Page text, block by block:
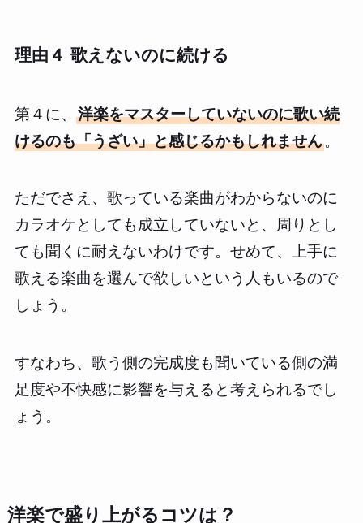
理由４ 歌えないのに続ける
第４に、 洋楽をマスターしていないのに歌い続
けるのも「うざい」と感じるかもしれません。
ただでさえ、歌っている楽曲がわからないのに
カラオケとしても成立していないと、周りとし
ても聞くに耐えないわけです。せめて、上手に
歌える楽曲を選んで欲しいという人もいるので
しょう。
すなわち、歌う側の完成度も聞いている側の満
足度や不快感に影響を与えると考えられるでし
ょう。
洋楽で盛り上がるコツは？